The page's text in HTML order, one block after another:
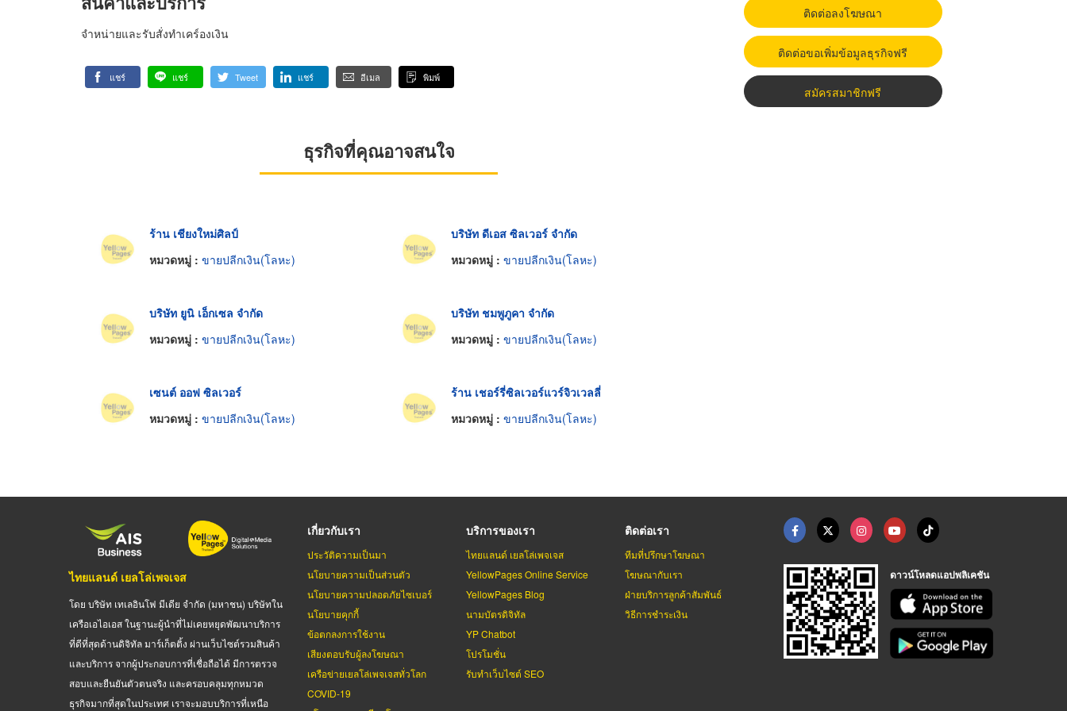
จำหน่ายและรับสั่งทำเคร์องเงิน
แชร์ แชร์ Tweet แชร์ อีเมล พิมพ์
ธุรกิจที่คุณอาจสนใจ
ร้าน เชียงใหม่ศิลป์
หมวดหมู่ : ขายปลีกเงิน(โลหะ)
บริษัท ดีเอส ซิลเวอร์ จำกัด
หมวดหมู่ : ขายปลีกเงิน(โลหะ)
บริษัท ยูนิ เอ็กเซล จำกัด
หมวดหมู่ : ขายปลีกเงิน(โลหะ)
บริษัท ชมพูภูคา จำกัด
หมวดหมู่ : ขายปลีกเงิน(โลหะ)
เซนต์ ออฟ ซิลเวอร์
หมวดหมู่ : ขายปลีกเงิน(โลหะ)
ร้าน เชอร์รี่ซิลเวอร์แวร์จิวเวลลี่
หมวดหมู่ : ขายปลีกเงิน(โลหะ)
ติดต่อลงโฆษณา
ติดต่อขอเพิ่มข้อมูลธุรกิจฟรี
สมัครสมาชิกฟรี
ไทยแลนด์ เยลโล่เพจเจส
โดย บริษัท เทเลอินโฟ มีเดีย จำกัด (มหาชน) บริษัทใน
เครือเอไอเอส ในฐานะผู้นำที่ไม่เคยหยุดพัฒนาบริการ
ที่ดีที่สุดด้านดิจิทัล มาร์เก็ตติ้ง ผ่านเว็บไซต์รวมสินค้า
และบริการ จากผู้ประกอบการที่เชื่อถือได้ มีการตรวจ
สอบและยืนยันตัวตนจริง และครอบคลุมทุกหมวด
ธุรกิจมากที่สุดในประเทศ เราจะมอบบริการที่เหนือ
เกี่ยวกับเรา
ประวัติความเป็นมา
นโยบายความเป็นส่วนตัว
นโยบายความปลอดภัยไซเบอร์
นโยบายคุกกี้
ข้อตกลงการใช้งาน
เสียงตอบรับผู้ลงโฆษณา
เครือข่ายเยลโล่เพจเจสทั่วโลก
COVID-19
บริการของเรา
ไทยแลนด์ เยลโล่เพจเจส
YellowPages Online Service
YellowPages Blog
นามบัตรดิจิทัล
YP Chatbot
โปรโมชั่น
รับทำเว็บไซต์ SEO
ติดต่อเรา
ทีมที่ปรึกษาโฆษณา
โฆษณากับเรา
ฝ่ายบริการลูกค้าสัมพันธ์
วิธีการชำระเงิน
ดาวน์โหลดแอปพลิเคชัน